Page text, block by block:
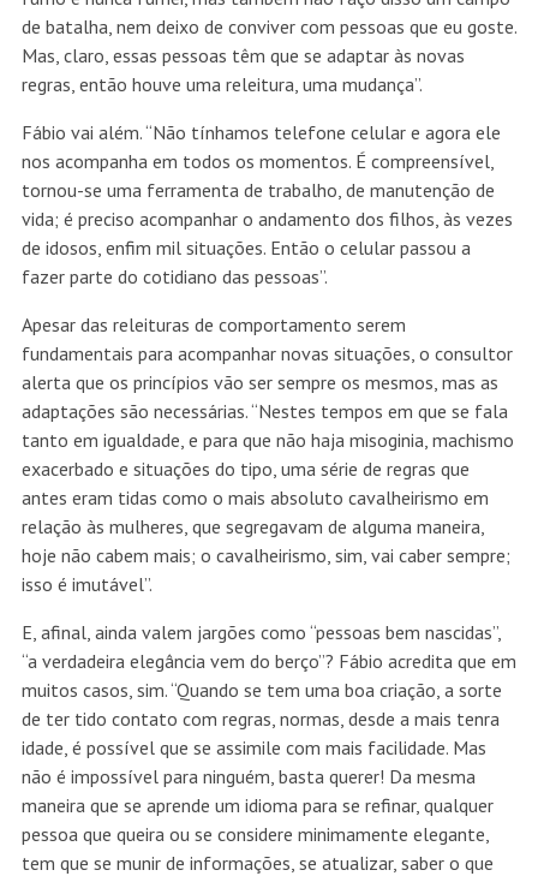
de batalha, nem deixo de conviver com pessoas que eu goste.
Mas, claro, essas pessoas têm que se adaptar às novas
regras, então houve uma releitura, uma mudança”.
Fábio vai além. “Não tínhamos telefone celular e agora ele
nos acompanha em todos os momentos. É compreensível,
tornou-se uma ferramenta de trabalho, de manutenção de
vida; é preciso acompanhar o andamento dos filhos, às vezes
de idosos, enfim mil situações. Então o celular passou a
fazer parte do cotidiano das pessoas”.
Apesar das releituras de comportamento serem
fundamentais para acompanhar novas situações, o consultor
alerta que os princípios vão ser sempre os mesmos, mas as
adaptações são necessárias. “Nestes tempos em que se fala
tanto em igualdade, e para que não haja misoginia, machismo
exacerbado e situações do tipo, uma série de regras que
antes eram tidas como o mais absoluto cavalheirismo em
relação às mulheres, que segregavam de alguma maneira,
hoje não cabem mais; o cavalheirismo, sim, vai caber sempre;
isso é imutável”.
E, afinal, ainda valem jargões como “pessoas bem nascidas”,
“a verdadeira elegância vem do berço”? Fábio acredita que em
muitos casos, sim. “Quando se tem uma boa criação, a sorte
de ter tido contato com regras, normas, desde a mais tenra
idade, é possível que se assimile com mais facilidade. Mas
não é impossível para ninguém, basta querer! Da mesma
maneira que se aprende um idioma para se refinar, qualquer
pessoa que queira ou se considere minimamente elegante,
tem que se munir de informações, se atualizar, saber o que